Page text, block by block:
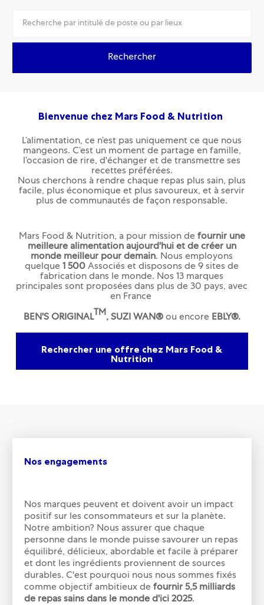
Rechercher
Bienvenue chez Mars Food & Nutrition
L’alimentation, ce n’est pas uniquement ce que nous
mangeons. C’est un moment de partage en famille,
l’occasion de rire, d'échanger et de transmettre ses
recettes préférées.
Nous cherchons à rendre chaque repas plus sain, plus
facile, plus économique et plus savoureux, et à servir
plus de communautés de façon responsable.
Mars Food & Nutrition, a pour mission de fournir une
meilleure alimentation aujourd'hui et de créer un
monde meilleur pour demain. Nous employons
quelque1 500Associés et disposons de 9 sites de
fabrication dans le monde. Nos 13 marques
principales sont proposées dans plus de 30 pays, avec
en France
BEN'S ORIGINALTM, SUZI WAN® ou encore EBLY®.
Rechercher une offre chez Mars Food &
Nutrition
Nos engagements
Nos marques peuvent et doivent avoir un impact
positif sur les consommateurs et sur la planète.
Notre ambition? Nous assurer que chaque
personne dans le monde puisse savourer un repas
équilibré, délicieux, abordable et facile à préparer
et dont les ingrédients proviennent de sources
durables. C'est pourquoi nous nous sommes fixés
comme objectif ambitieux de fournir 5,5 milliards
de repas sains dans le monde d'ici 2025.